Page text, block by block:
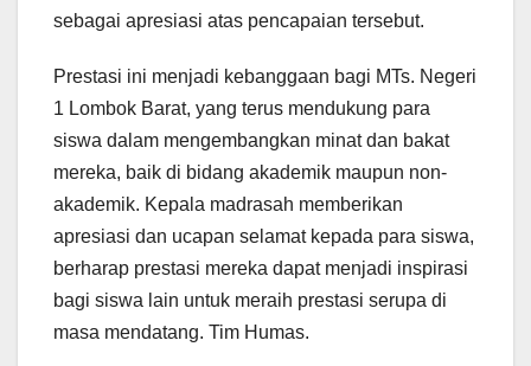
sebagai apresiasi atas pencapaian tersebut.
Prestasi ini menjadi kebanggaan bagi MTs. Negeri
1 Lombok Barat, yang terus mendukung para
siswa dalam mengembangkan minat dan bakat
mereka, baik di bidang akademik maupun non-
akademik. Kepala madrasah memberikan
apresiasi dan ucapan selamat kepada para siswa,
berharap prestasi mereka dapat menjadi inspirasi
bagi siswa lain untuk meraih prestasi serupa di
masa mendatang. Tim Humas.